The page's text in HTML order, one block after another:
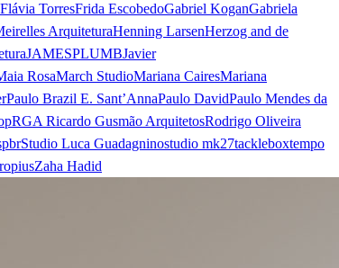
Flávia TorresFrida EscobedoGabriel KoganGabriela
ArquiteturaHenning LarsenHerzog and de
JAMESPLUMBJavier
RosaMarch StudioMariana CairesMariana
Paulo Brazil E. Sant’AnnaPaulo DavidPaulo Mendes da
RGA Ricardo Gusmão ArquitetosRodrigo Oliveira
Studio Luca Guadagninostudio mk27tackleboxtempo
Zaha Hadid